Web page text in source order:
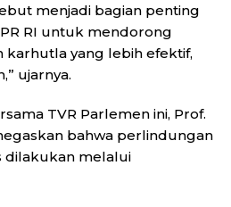
menjadi bagian penting
RI untuk mendorong
karhutla yang lebih efektif,
ujarnya.
TVR Parlemen ini, Prof.
bahwa perlindungan
dilakukan melalui